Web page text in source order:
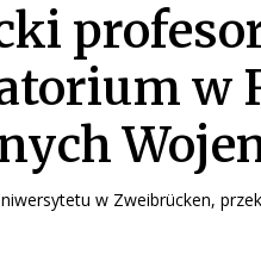
w
w Zweibrücken,